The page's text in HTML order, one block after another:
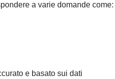
a varie domande come:
e basato sui dati